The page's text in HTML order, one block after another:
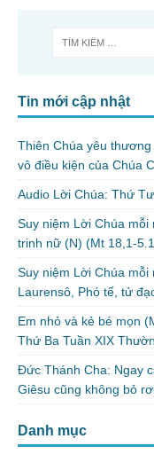
Tin mới cập nhật
Thiên Chúa yêu
vô điều kiện của Chúa
Audio Lời Chúa: Thứ
Suy niệm Lời Chúa mỗi
trinh nữ (N) (Mt 18,1-
Suy niệm Lời Chúa
Laurensô, Phó tế, tử
Em nhỏ và kẻ bé mọn
Thứ Ba Tuần XIX
Đức Thánh Cha: Ngay
Giêsu cũng không bỏ
Danh mục